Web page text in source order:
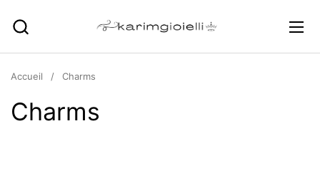
Accueil / Charms
Charms